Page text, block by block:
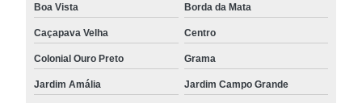
Boa Vista
Borda da Mata
Caçapava Velha Centro
Colonial Ouro Preto Grama
Jardim Amália Jardim Campo Grande